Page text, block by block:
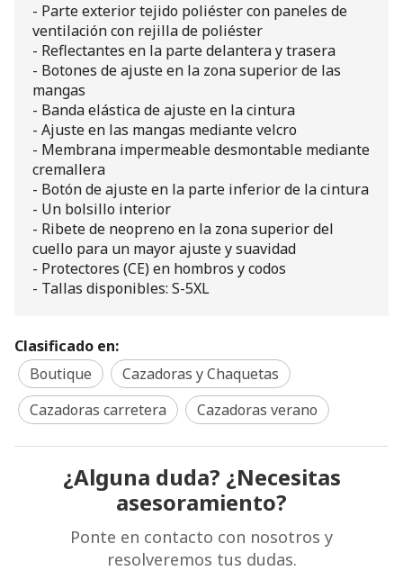
- Parte exterior tejido poliéster con paneles de
ventilación con rejilla de poliéster
- Reflectantes en la parte delantera y trasera
- Botones de ajuste en la zona superior de las
mangas
- Banda elástica de ajuste en la cintura
- Ajuste en las mangas mediante velcro
- Membrana impermeable desmontable mediante
cremallera
- Botón de ajuste en la parte inferior de la cintura
- Un bolsillo interior
- Ribete de neopreno en la zona superior del
cuello para un mayor ajuste y suavidad
- Protectores (CE) en hombros y codos
- Tallas disponibles: S-5XL
Clasificado en:
Boutique
Cazadoras y Chaquetas
Cazadoras carretera
Cazadoras verano
¿Alguna duda? ¿Necesitas
asesoramiento?
Ponte en contacto con nosotros y
resolveremos tus dudas.